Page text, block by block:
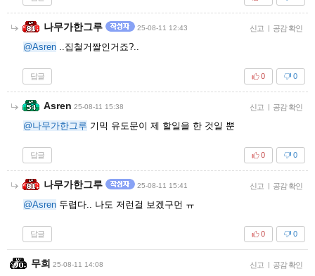
나무가한그루 25-08-11 12:43 신고 | 공감 확인
@Asren ..집철거짤인거죠?..
답글 0
0
Asren 25-08-11 15:38 신고 | 공감 확인
@나무가한그루 기믹 유도문이 제 할일을 한 것일 뿐
답글 0
0
나무가한그루 25-08-11 15:41 신고 | 공감 확인
@Asren 두렵다.. 나도 저런걸 보겠구먼 ㅠ
답글 0
0
무희 25-08-11 14:08 신고 | 공감 확인